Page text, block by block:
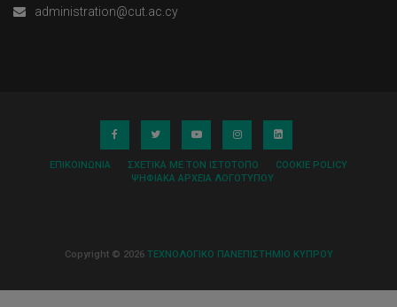
administration@cut.ac.cy
ΕΠΙΚΟΙΝΩΝΊΑ ΣΧΕΤΙΚΆ ΜΕ ΤΟΝ ΙΣΤΌΤΟΠΟ
COOKIE POLICY
ΨΗΦΙΑΚΆ ΑΡΧΕΊΑ ΛΟΓΌΤΥΠΟΥ
Copyright © 2026 ΤΕΧΝΟΛΟΓΙΚΟ ΠΑΝΕΠΙΣΤΗΜΙΟ ΚΥΠΡΟΥ